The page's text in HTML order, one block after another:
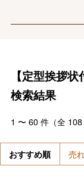
【定型挨拶
検索結果
1 〜 60件（全 108
おすすめ順 売